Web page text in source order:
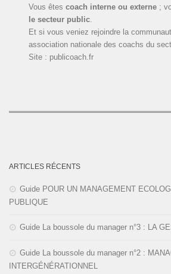
Vous êtescoach interne ou externe ;
le secteur public.
Et si vous veniez rejoindre la
association nationale des coachs du
Site : publicoach.fr
ARTICLES RÉCENTS
Guide POUR UN MANAGEMENT
PUBLIQUE
Guide La boussole du manager n°3 : LA
Guide La boussole du manager n°2 :
INTERGÉNÉRATIONNEL